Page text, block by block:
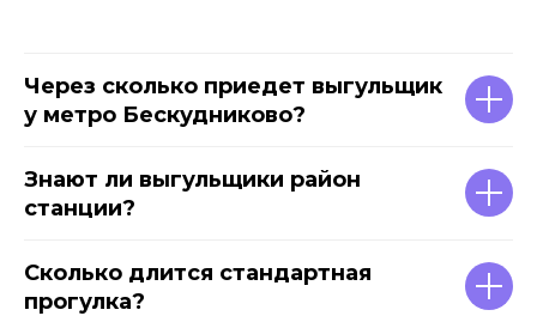
Через сколько приедет выгульщик
у метро Бескудниково?
Знают ли выгульщики район
станции?
Сколько длится стандартная
прогулка?